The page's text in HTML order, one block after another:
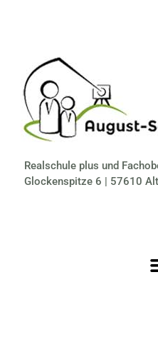
Realschule plus und
Glockenspitze 6 | 57610